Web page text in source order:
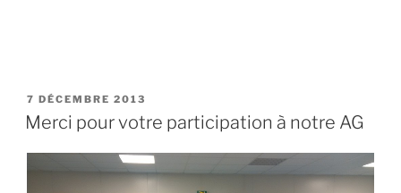
PUBLIÉ
LE
7 DÉCEMBRE 2013
Merci pour votre participation à notre AG